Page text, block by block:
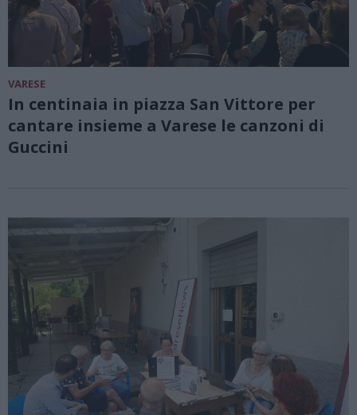
VARESE
In centinaia in piazza San Vittore per
cantare insieme a Varese le canzoni di
Guccini